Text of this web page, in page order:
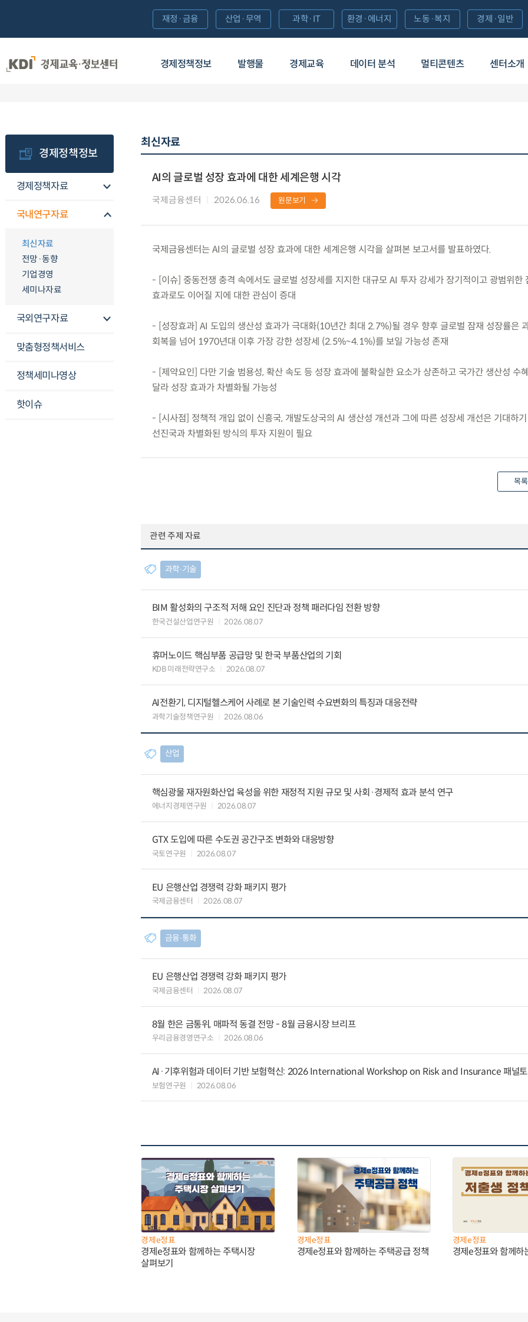
경제정책정보 발행물 경제교육 데이터 분석 멀티콘텐츠 센터소개
재정·금융 산업·무역 과학·IT 환경·에너지 노동·복지 경제·일반
경제정책정보
경제정책자료
국내연구자료
최신자료
전망·동향
기업경영
세미나자료
국외연구자료
맞춤형정책서비스
정책세미나영상
핫이슈
최신자료
AI의 글로벌 성장 효과에 대한 세계은행 시각
국제금융센터 2026.06.16 원문보기
국제금융센터는 AI의 글로벌 성장 효과에 대한 세계은행 시각을 살펴본 보고서를 발표하였다.
- [이슈] 중동전쟁 충격 속에서도 글로벌 성장세를 지지한 대규모 AI 투자 강세가 장기적이고 광범위한
효과로도 이어질 지에 대한 관심이 증대
- [성장효과] AI 도입의 생산성 효과가 극대화(10년간 최대 2.7%)될 경우 향후 글로벌 잠재 성장률은
회복을 넘어 1970년대 이후 가장 강한 성장세 (2.5%~4.1%)를 보일 가능성 존재
- [제약요인] 다만 기술 범용성, 확산 속도 등 성장 효과에 불확실한 요소가 상존하고 국가간 생산성 수
달라 성장 효과가 차별화될 가능성
- [시사점] 정책적 개입 없이 신흥국, 개발도상국의 AI 생산성 개선과 그에 따른 성장세 개선은 기대하
선진국과 차별화된 방식의 투자 지원이 필요
목
관련 주제 자료
과학∙기술
BIM 활성화의 구조적 저해 요인 진단과 정책 패러다임 전환 방향
한국건설산업연구원 2026.08.07
휴머노이드 핵심부품 공급망 및 한국 부품산업의 기회
KDB 미래전략연구소 2026.08.07
AI전환기, 디지털헬스케어 사례로 본 기술인력 수요변화의 특징과 대응전략
과학기술정책연구원 2026.08.06
산업
핵심광물 재자원화산업 육성을 위한 재정적 지원 규모 및 사회·경제적 효과 분석 연구
에너지경제연구원 2026.08.07
GTX 도입에 따른 수도권 공간구조 변화와 대응방향
국토연구원 2026.08.07
EU 은행산업 경쟁력 강화 패키지 평가
국제금융센터 2026.08.07
금융∙통화
EU 은행산업 경쟁력 강화 패키지 평가
국제금융센터 2026.08.07
8월 한은 금통위, 매파적 동결 전망 - 8월 금융시장 브리프
우리금융경영연구소 2026.08.06
AI·기후위험과 데이터 기반 보험혁신: 2026 International Workshop on Risk and Insurance 패널토
보험연구원 2026.08.06
경제e정표
경제e정표와 함께하는 주택시장
살펴보기
경제e정표
경제e정표와 함께하는 주택공급 정책
경제e정표
경제e정표와 함께하